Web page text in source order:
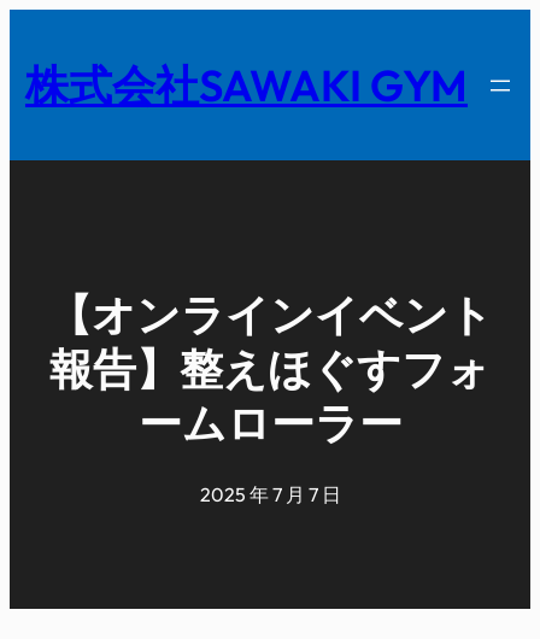
を
キ
株式会社SAWAKI GYM
【オンラインイベント
報告】整えほぐすフォ
ームローラー
2025 年 7 月 7 日